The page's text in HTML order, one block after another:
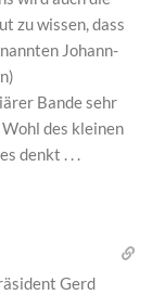
zu wissen, dass
Johann-
Bande sehr
des kleinen
denkt . . .
Gerd